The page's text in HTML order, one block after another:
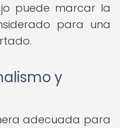
puede marcar la
para una
y
adecuada para